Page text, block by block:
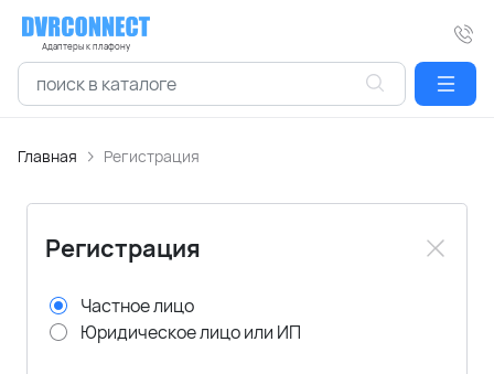
Адаптеры к плафону
Главная Регистрация
Регистрация
Частное лицо
Юридическое лицо или ИП